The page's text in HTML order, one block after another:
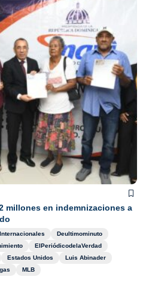
millones en indemnizaciones a
Internacionales
Deultimominuto
ElPeriódicodelaVerdad
Estados Unidos
Luis Abinader
MLB